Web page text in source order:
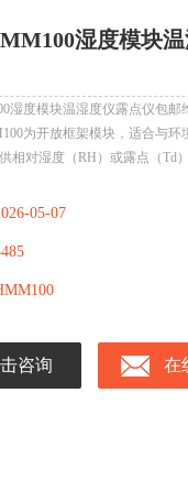
湿度模块
湿度模块温湿度仪露点仪包邮
为开放框架模块，适合与环
相对湿度（RH）或露点（Td
05-07
咨询 在